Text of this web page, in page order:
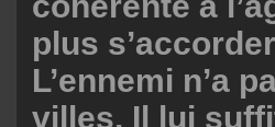
plus
L’ennemi n’a
villes. Il lui